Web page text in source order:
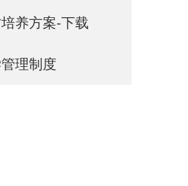
培养方案-下载
理制度